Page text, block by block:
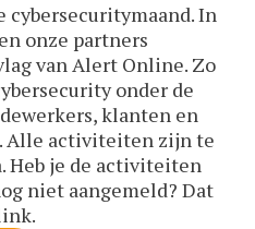
cybersecuritymaand. In
onze partners
van Alert Online. Zo
onder de
klanten en
Alle activiteiten zijn te
Heb je de activiteiten
niet aangemeld? Dat